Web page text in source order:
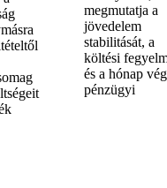
megmutatja a
jövedelem
stabilitását, a
költési
és a hónap
pénzügyi